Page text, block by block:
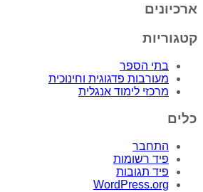
ארכיונים
קטגוריות
בתי הספר
מעורבות פדגוגית וחינוכית
מרכזי לימוד אנגלית
כלים
התחבר
פיד רשומות
פיד תגובות
WordPress.org